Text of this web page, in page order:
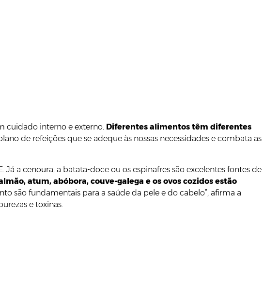
cuidado interno e externo. Diferentes alimentos têm diferentes
de refeições que se adeque às nossas necessidades e combata as
a cenoura, a batata-doce ou os espinafres são excelentes fontes de
atum, abóbora, couve-galega e os ovos cozidos estão
são fundamentais para a saúde da pele e do cabelo”, afirma a
e toxinas.